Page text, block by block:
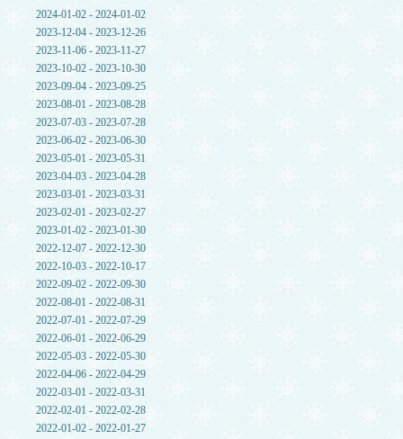
2024-01-02 - 2024-01-02
2023-12-04 - 2023-12-26
2023-11-06 - 2023-11-27
2023-10-02 - 2023-10-30
2023-09-04 - 2023-09-25
2023-08-01 - 2023-08-28
2023-07-03 - 2023-07-28
2023-06-02 - 2023-06-30
2023-05-01 - 2023-05-31
2023-04-03 - 2023-04-28
2023-03-01 - 2023-03-31
2023-02-01 - 2023-02-27
2023-01-02 - 2023-01-30
2022-12-07 - 2022-12-30
2022-10-03 - 2022-10-17
2022-09-02 - 2022-09-30
2022-08-01 - 2022-08-31
2022-07-01 - 2022-07-29
2022-06-01 - 2022-06-29
2022-05-03 - 2022-05-30
2022-04-06 - 2022-04-29
2022-03-01 - 2022-03-31
2022-02-01 - 2022-02-28
2022-01-02 - 2022-01-27